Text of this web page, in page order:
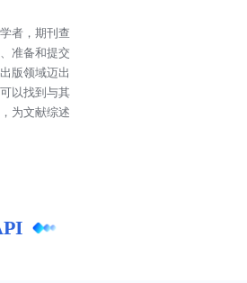
者，期刊查
准备和提交
版领域迈出
以找到与其
为文献综述